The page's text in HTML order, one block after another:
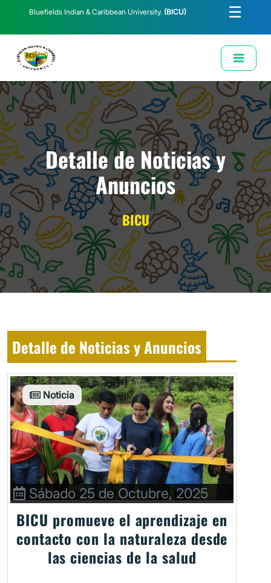
Bluefields Indian & Caribbean University. (BICU) ☰
Solicitud de Correo Institucional
Detalle de Noticias y
Anuncios
BICU
Detalle de Noticias y Anuncios
Noticia
Sábado 25 de Octubre, 2025
BICU promueve el aprendizaje en
contacto con la naturaleza desde
las ciencias de la salud